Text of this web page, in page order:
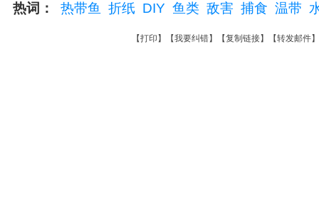
热词： 热带鱼 折纸 DIY 鱼类 敌害 捕食 温带
【打印 】【我要纠错】【复制链接】【转发邮件